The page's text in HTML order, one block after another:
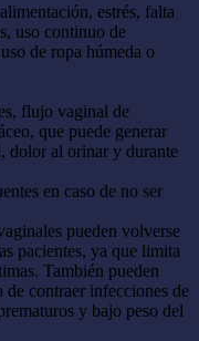
estrés, falta
uso continuo de
de ropa húmeda o
flujo vaginal de
que puede generar
dolor al orinar y durante
en caso de no ser
pueden volverse
pacientes, ya que limita
También pueden
contraer infecciones de
y bajo peso del